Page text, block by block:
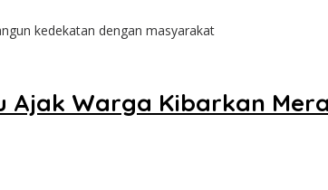
kedekatan dengan masyarakat
Ajak Warga Kibarkan